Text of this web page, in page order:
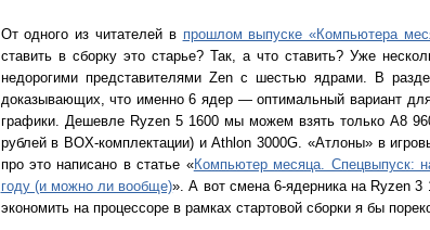
От одного из читателей в прошлом выпуске «Компьютера
ставить в сборку это старье? Так, а что ставить? Уже
недорогими представителями Zen с шестью ядрами. В
доказывающих, что именно 6 ядер — оптимальный вариант
графики. Дешевле Ryzen 5 1600 мы можем взять только A8
рублей в BOX-комплектации) и Athlon 3000G. «Атлоны» в
про это написано в статье «Компьютер месяца. Спецвыпуск:
году (и можно ли вообще)». А вот cмена 6-ядерника на Ryzen 3
экономить на процессоре в рамках стартовой сборки я бы